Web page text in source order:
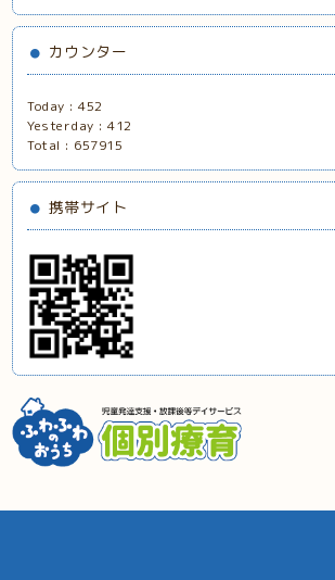
カウンター
Today :452
Yesterday :412
Total : 657915
携帯サイト